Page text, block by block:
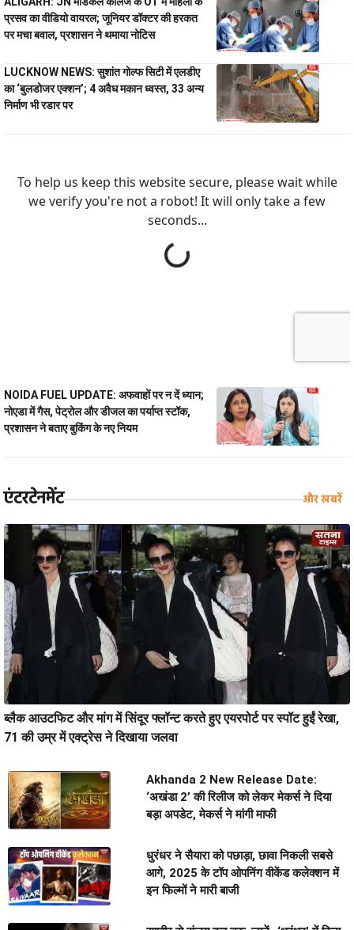
प्रसव का वीडियो वायरल; जूनियर डॉक्टर की हरकत
पर मचा बवाल, प्रशासन ने थमाया नोटिस
LUCKNOW NEWS: सुशांत गोल्फ सिटी में एलडीए
का ‘बुलडोजर एक्शन’; 4 अवैध मकान ध्वस्त, 33 अन्य
निर्माण भी रडार पर
NOIDA FUEL UPDATE: अफवाहों पर न दें ध्यान;
नोएडा में गैस, पेट्रोल और डीजल का पर्याप्त स्टॉक,
प्रशासन ने बताए बुकिंग के नए नियम
एंटरटेनमेंट और खबरें
ब्लैक आउटफिट और मांग में सिंदूर फ्लॉन्ट करते हुए एयरपोर्ट पर स्पॉट हुईं रेखा,
71 की उम्र में एक्ट्रेस ने दिखाया जलवा
Akhanda 2 New Release Date:
‘अखंडा 2’ की रिलीज को लेकर मेकर्स ने दिया
बड़ा अपडेट, मेकर्स ने मांगी माफी
धुरंधर ने सैयारा को पछाड़ा, छावा निकली सबसे
आगे, 2025 के टॉप ओपनिंग वीकेंड कलेक्शन में
इन फिल्मों ने मारी बाजी